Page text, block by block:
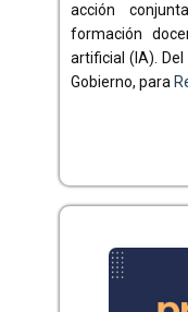
acción
formación
artificial (IA).
Gobierno, para